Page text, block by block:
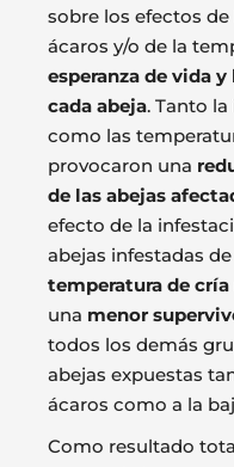
sobre los efectos
ácaros y/o de la
esperanza de vida
cada abeja. Tanto
como las
provocaron una
de las abejas
efecto de la
abejas infestadas
temperatura de cría
una menor
todos los demás
abejas expuestas
ácaros como a la
Como resultado